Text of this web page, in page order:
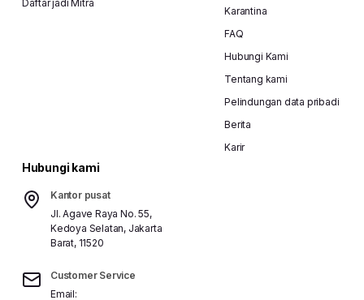
Daftar jadi Mitra
Karantina
FAQ
Hubungi Kami
Tentang kami
Pelindungan data pribadi
Berita
Karir
Hubungi kami
Kantor pusat
Jl. Agave Raya No. 55,
Kedoya Selatan, Jakarta
Barat, 11520
Customer Service
Email: